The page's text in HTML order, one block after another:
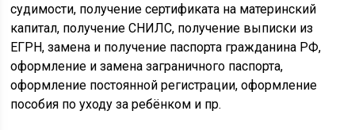
судимости, получение сертификата на материнский
капитал, получение СНИЛС, получение выписки из
ЕГРН, замена и получение паспорта гражданина РФ,
оформление и замена заграничного паспорта,
оформление постоянной регистрации, оформление
пособия по уходу за ребёнком и пр.